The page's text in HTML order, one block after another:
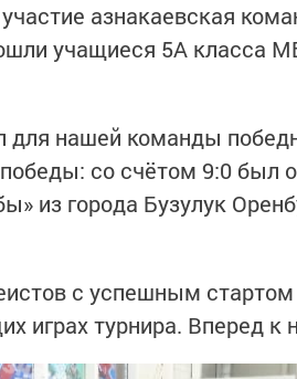
азнакаевская
учащиеся 5А
для нашей команды
со счётом 9:0 был
из города Бузулук
с успешным
играх турнира. Вперед